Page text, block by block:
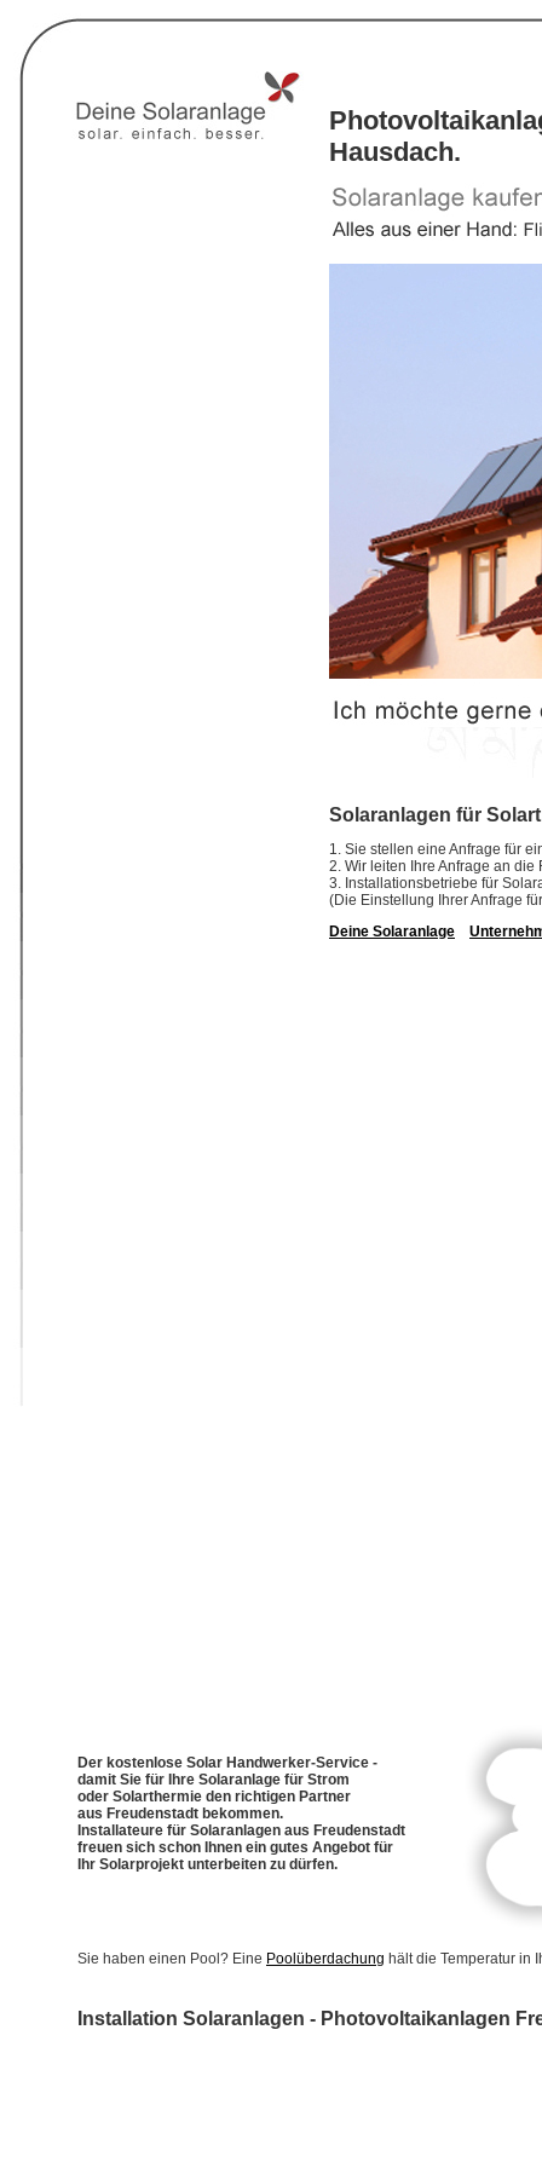
Hausdach.
Solaranlagen für
1. Sie stellen eine Anfrage für
2. Wir leiten Ihre Anfrage an
3. Installationsbetriebe für
(Die Einstellung Ihrer Anfrage
Deine Solaranlage
Der kostenlose Solar Handwerker-Service -
damit Sie für Ihre Solaranlage für Strom
oder Solarthermie den richtigen Partner
aus Freudenstadt bekommen.
Installateure für Solaranlagen aus Freudenstadt
freuen sich schon Ihnen ein gutes Angebot für
Ihr Solarprojekt unterbeiten zu dürfen.
Sie haben einen Pool? Eine Poolüberdachung hält die Temperatur in
Installation Solaranlagen - Photovoltaikanlagen